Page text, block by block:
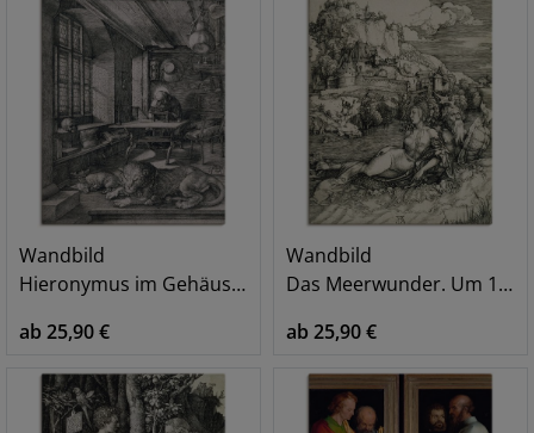
Wandbild
Hieronymus im Gehäuse. 1514
ab 25,90 €
Wandbild
Das Meerwunder. Um 1498
ab 25,90 €